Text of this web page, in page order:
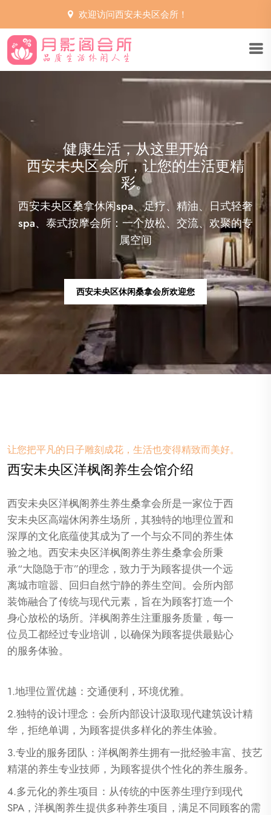
欢迎访问西安未央区会所！
西安未央区会所，享受生活的艺术
您的私人健康顾问
世界都安静了下来。想要在西安未央区会所寻找生
活的真谛，从品读一卷诗，一幅画开始，用指尖抚
过，用心慢慢感受。
让您把平凡的日子雕刻成花，生活也变得精致而美好。
西安未央区洋枫阁养生会馆介绍
西安未央区洋枫阁养生养生桑拿会所是一家位于西
安未央区高端休闲养生场所，其独特的地理位置和
深厚的文化底蕴使其成为了一个与众不同的养生体
验之地。西安未央区洋枫阁养生养生桑拿会所秉
承“大隐隐于市”的理念，致力于为顾客提供一个远
离城市喧嚣、回归自然宁静的养生空间。会所内部
装饰融合了传统与现代元素，旨在为顾客打造一个
身心放松的场所。洋枫阁养生注重服务质量，每一
位员工都经过专业培训，以确保为顾客提供最贴心
的服务体验。
1.地理位置优越：交通便利，环境优雅。
2.独特的设计理念：会所内部设计汲取现代建筑设计精
华，拒绝单调，为顾客提供多样化的养生体验。
3.专业的服务团队：洋枫阁养生拥有一批经验丰富、技艺
精湛的养生专业技师，为顾客提供个性化的养生服务。
4.多元化的养生项目：从传统的中医养生理疗到现代
SPA，洋枫阁养生提供多种养生项目，满足不同顾客的需